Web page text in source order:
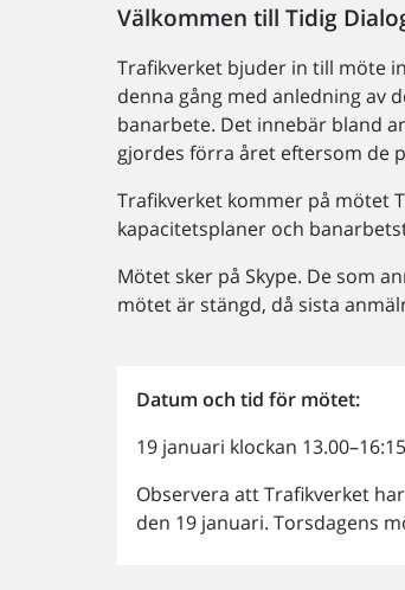
Välkommen till Tidig
Trafikverket bjuder in till möte
denna gång med anledning av
banarbete. Det innebär bland
gjordes förra året eftersom de
Trafikverket kommer på mötet
kapacitetsplaner och
Mötet sker på Skype. De som
mötet är stängd, då sista
Datum och tid för mötet:
19 januari klockan 13.00–16:15
Observera att Trafikverket
den 19 januari. Torsdagens